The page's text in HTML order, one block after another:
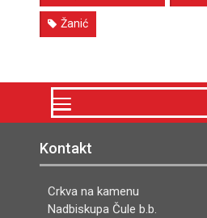
Žanić
Kontakt
Crkva na kamenu
Nadbiskupa Čule b.b.